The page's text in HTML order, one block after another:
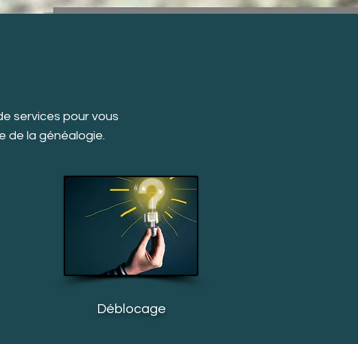
services pour vous
de la généalogie.
Déblocage